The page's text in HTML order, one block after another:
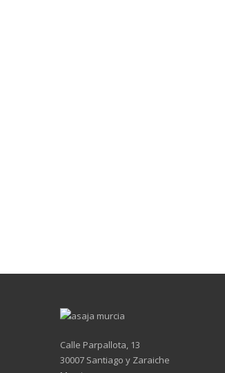
Calle Parpallota, 13
30007 Santiago y Zaraiche